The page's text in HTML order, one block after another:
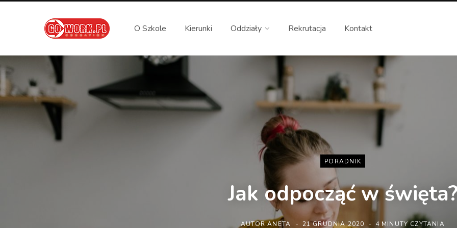
O Szkole Kierunki Oddziały Rekrutacja Kontakt
PORADNIK
Jak odpocząć w święta?
AUTORANETA 21 GRUDNIA 2020 4 MINUTY CZYTANIA